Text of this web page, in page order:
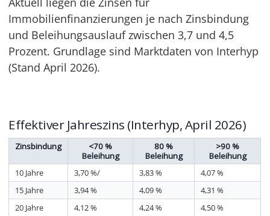
Immobilienfinanzierungen je nach Zinsbindung
und Beleihungsauslauf zwischen 3,7 und 4,5
Prozent. Grundlage sind Marktdaten von Interhyp
(Stand April 2026).
Effektiver Jahreszins (Interhyp, April 2026)
Zinsbindung
<70 %
Beleihung
80 %
Beleihung
>90 %
Beleihung
10 Jahre
3,70 %/ 3,83 %
4,07 %
15 Jahre
3,94 % 4,09 %
4,31 %
20 Jahre
4,12 % 4,24 % 4,50 %